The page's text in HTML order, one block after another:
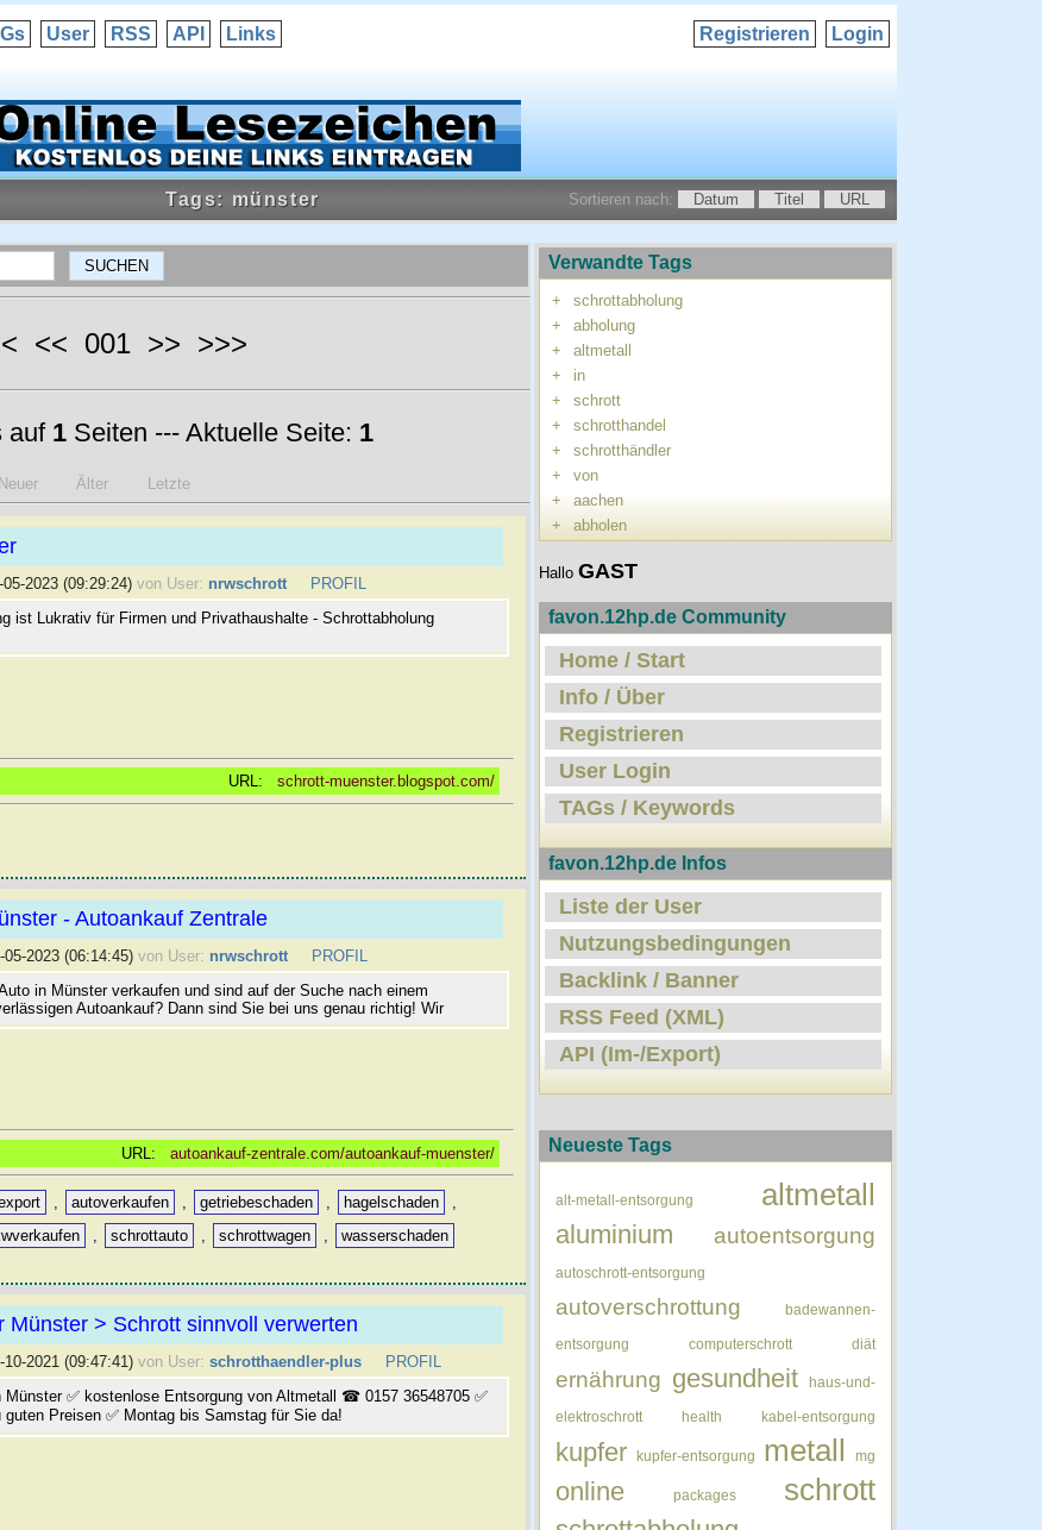
User RSS API Links Login
Registrieren
Tags: münster Sortieren nach: Datum Titel URL
<< 001 >> >>>
auf 1Seiten --- Aktuelle Seite: 1
Neuer Älter Letzte
05-2023 (09:29:24) von User: nrwschrott
PROFIL
ist Lukrativ für Firmen und Privathaushalte - Schrottabholung
URL: schrott-muenster.blogspot.com/
- Autoankauf Zentrale
05-2023 (06:14:45) von User: nrwschrott
PROFIL
in Münster verkaufen und sind auf der Suche nach einem
Autoankauf? Dann sind Sie bei uns genau richtig! Wir
URL: autoankauf-zentrale.com/autoankauf-muenster/
, autoverkaufen , getriebeschaden , hagelschaden
,
, schrottauto , schrottwagen , wasserschaden
Münster > Schrott sinnvoll verwerten
10-2021 (09:47:41) von User: schrotthaendler-plus
PROFIL
Münster ✅ kostenlose Entsorgung von Altmetall ☎ 0157 36548705 ✅
guten Preisen ✅ Montag bis Samstag für Sie da!
Verwandte Tags
+
schrottabholung
+
abholung
+
altmetall
+
in
+
schrott
+
schrotthandel
+
schrotthändler
+
von
+
aachen
+
abholen
Hallo GAST
favon.12hp.de Community
Home / Start
Info / Über
Registrieren
User Login
TAGs / Keywords
favon.12hp.de Infos
Liste der User
Nutzungsbedingungen
Backlink / Banner
RSS Feed (XML)
API (Im-/Export)
Neueste Tags
alt-metall-entsorgung altmetall
aluminium autoentsorgung
autoschrott-entsorgung
autoverschrottung badewannen-
entsorgung computerschrott diät
ernährung gesundheit haus-und-
elektroschrott health kabel-entsorgung
kupfer kupfer-entsorgung metall mg
online packages schrott